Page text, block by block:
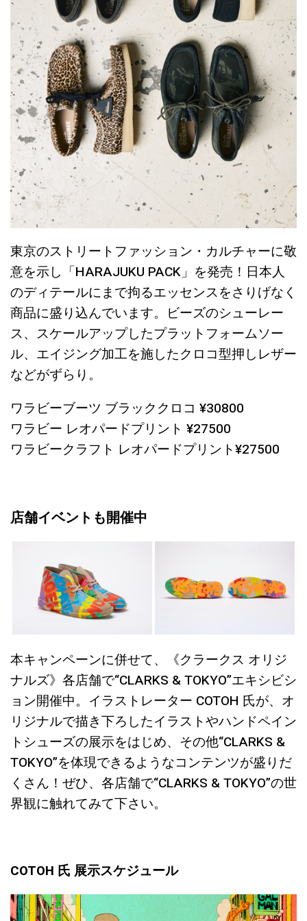
東京のストリートファッション・カルチャーに敬
意を示し「HARAJUKU PACK」を発売！日本人
のディテールにまで拘るエッセンスをさりげなく
商品に盛り込んでいます。ビーズのシューレー
ス、スケールアップしたプラットフォームソー
ル、エイジング加工を施したクロコ型押しレザー
などがずらり。
ワラビーブーツ ブラッククロコ ¥30800
ワラビー レオパードプリント ¥27500
ワラビークラフト レオパードプリント¥27500
店舗イベントも開催中
本キャンペーンに併せて、《クラークス オリジ
ナルズ》各店舗で“CLARKS & TOKYO”エキシビシ
ョン開催中。イラストレーター COTOH 氏が、オ
リジナルで描き下ろしたイラストやハンドペイン
トシューズの展示をはじめ、その他“CLARKS &
TOKYO”を体現できるようなコンテンツが盛りだ
くさん！ぜひ、各店舗で“CLARKS & TOKYO”の世
界観に触れてみて下さい。
COTOH 氏 展示スケジュール